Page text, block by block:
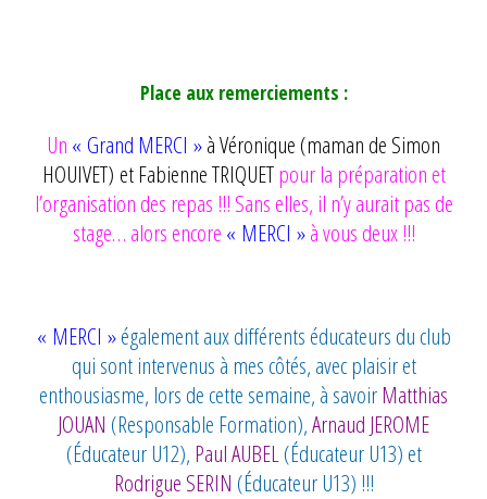
Place aux remerciements :
Un « Grand MERCI »à Véronique (maman de Simon
HOUIVET) et Fabienne TRIQUETpour la préparation et
l’organisation des repas !!! Sans elles, il n’y aurait pas de
stage… alors encore « MERCI »à vous deux !!!
« MERCI »également aux différents éducateurs du club
qui sont intervenus à mes côtés, avec plaisir et
enthousiasme, lors de cette semaine, à savoirMatthias
JOUAN (Responsable Formation),Arnaud JEROME
(Éducateur U12), Paul AUBEL(Éducateur U13) et
Rodrigue SERIN (Éducateur U13) !!!